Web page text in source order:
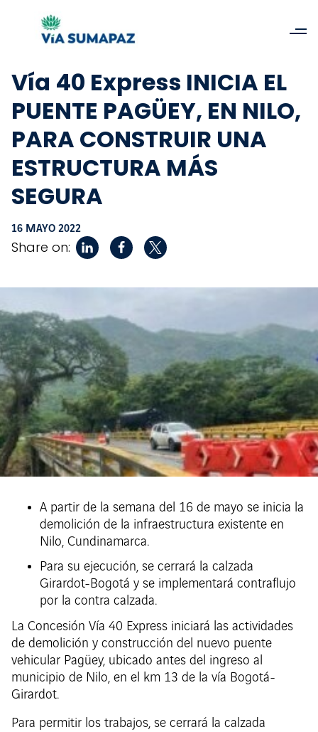
Vía 40 Express INICIA EL
PUENTE PAGÜEY, EN NILO,
PARA CONSTRUIR UNA
ESTRUCTURA MÁS
SEGURA
16 MAYO 2022
Share on:
A partir de la semana del 16 de mayo se inicia la
demolición de la infraestructura existente en
Nilo, Cundinamarca.
Para su ejecución, se cerrará la calzada
Girardot-Bogotá y se implementará contraflujo
por la contra calzada.
La Concesión Vía 40 Express iniciará las actividades
de demolición y construcción del nuevo puente
vehicular Pagüey, ubicado antes del ingreso al
municipio de Nilo, en el km 13 de la vía Bogotá-
Girardot.
Para permitir los trabajos, se cerrará la calzada